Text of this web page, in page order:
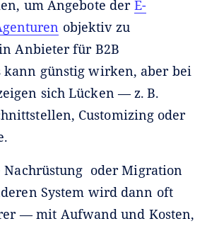
um Angebote der E-
objektiv zu
Anbieter für B2B
kann günstig wirken, aber bei
sich Lücken — z. B.
Customizing oder
Nachrüstung oder Migration
System wird dann oft
— mit Aufwand und Kosten,